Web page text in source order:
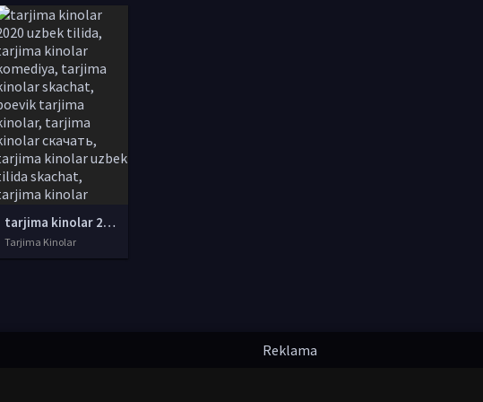
tarjima kinolar 2020 uzbek tilida, tarjima kinolar komediya, tarjima kinolar skachat, boevik tarjima kinolar, tarjima kinolar скачать, tarjima kinolar uzbek tilida skachat, tarjima kinolar saytlari, 7777.uz tarjima kinolar, tarjima kinolar skachat, t
Tarjima Kinolar